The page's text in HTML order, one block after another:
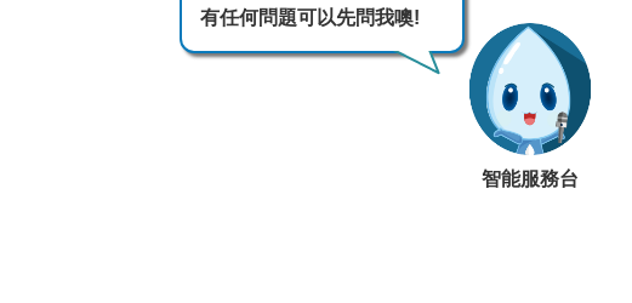
有任何問題可以先問我噢!
智能服務台